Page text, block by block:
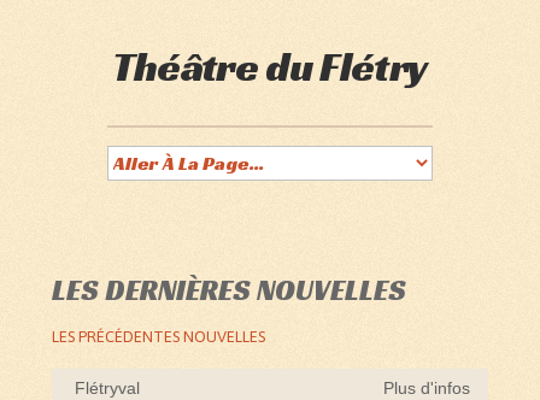
Théâtre du Flétry
LES DERNIÈRES NOUVELLES
LES PRÉCÉDENTES NOUVELLES
Flétryval Plus d'infos